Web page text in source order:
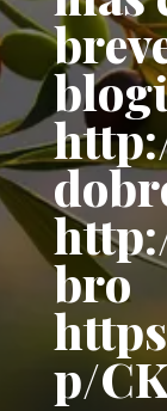
bro
p/